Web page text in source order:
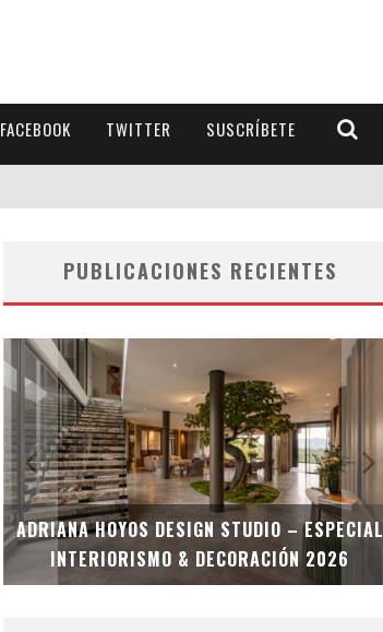
FACEBOOK TWITTER SUSCRÍBETE
PUBLICACIONES RECIENTES
ADRIANA HOYOS DESIGN STUDIO – ESPECIAL
INTERIORISMO & DECORACIÓN 2026